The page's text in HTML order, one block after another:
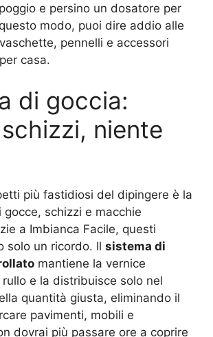
e persino un dosatore per
modo, puoi dire addio alle
pennelli e accessori
casa.
di goccia:
niente
più fastidiosi del dipingere è la
schizzi e macchie
a Imbianca Facile, questi
solo un ricordo. Il sistema di
mantiene la vernice
rullo e la distribuisce solo nel
quantità giusta, eliminando il
pavimenti, mobili e
dovrai più passare ore a coprire